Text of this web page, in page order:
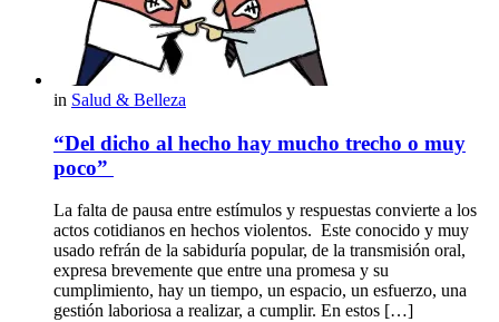
in Salud & Belleza
“Del dicho al hecho hay mucho trecho o muy
poco”
La falta de pausa entre estímulos y respuestas convierte a los
actos cotidianos en hechos violentos. Este conocido y muy
usado refrán de la sabiduría popular, de la transmisión oral,
expresa brevemente que entre una promesa y su
cumplimiento, hay un tiempo, un espacio, un esfuerzo, una
gestión laboriosa a realizar, a cumplir. En estos […]